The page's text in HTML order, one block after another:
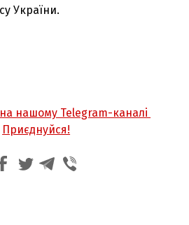
України.
нашому Telegram-каналі
Приєднуйся!